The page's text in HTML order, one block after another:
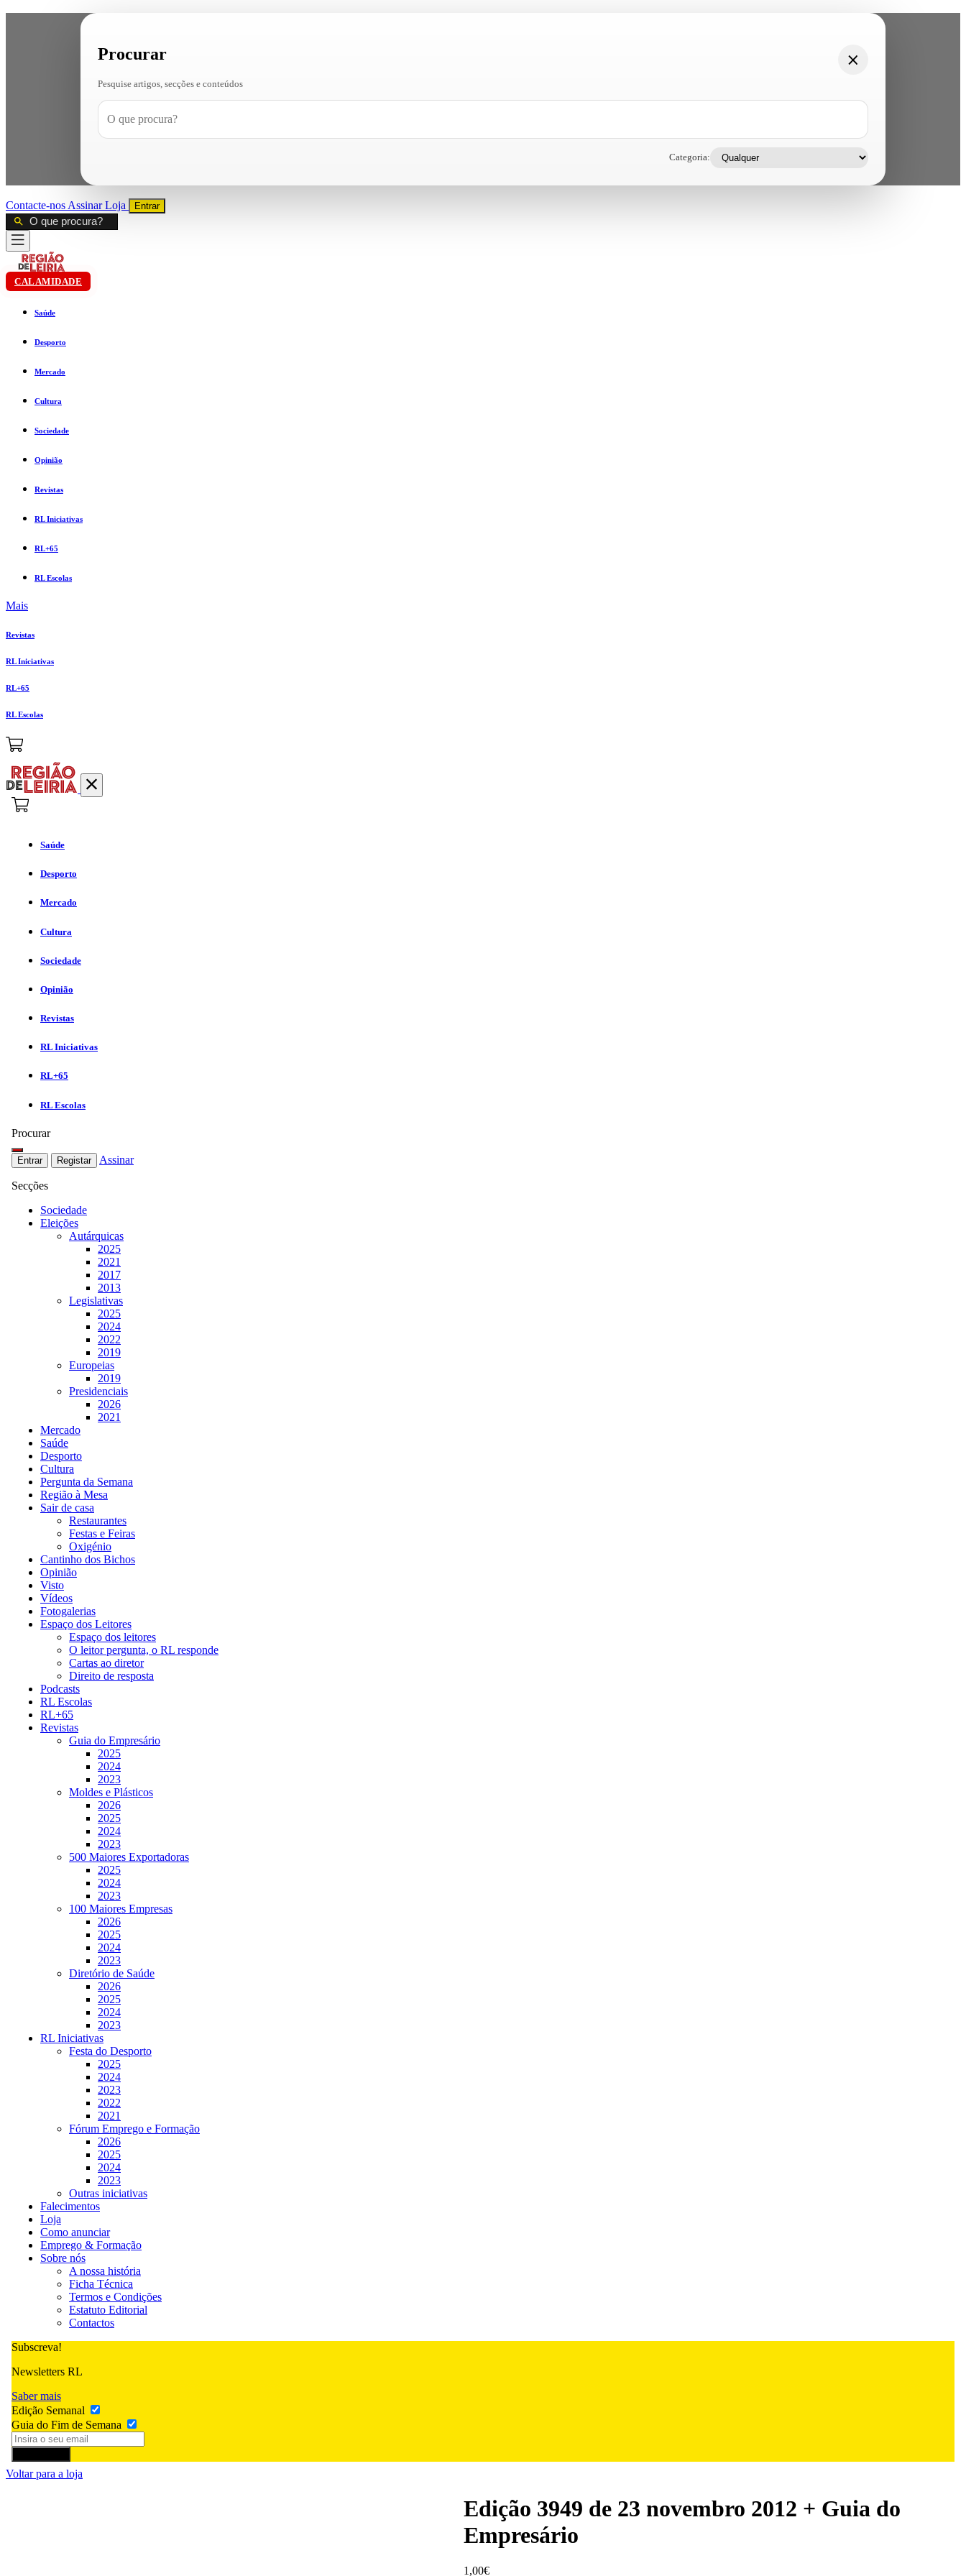
Procurar
Pesquise artigos, secções e conteúdos
Categoria:
Contacte-nos AssinarLoja Entrar
CALAMIDADE
Saúde
Desporto
Mercado
Cultura
Sociedade
Opinião
Revistas
RL Iniciativas
RL+65
RL Escolas
Mais
Revistas
RL Iniciativas
RL+65
RL Escolas
Saúde
Desporto
Mercado
Cultura
Sociedade
Opinião
Revistas
RL Iniciativas
RL+65
RL Escolas
Procurar
Entrar Registar Assinar
Secções
Sociedade
Eleições
Autárquicas
2025
2021
2017
2013
Legislativas
2025
2024
2022
2019
Europeias
2019
Presidenciais
2026
2021
Mercado
Saúde
Desporto
Cultura
Pergunta da Semana
Região à Mesa
Sair de casa
Restaurantes
Festas e Feiras
Oxigénio
Cantinho dos Bichos
Opinião
Visto
Vídeos
Fotogalerias
Espaço dos Leitores
Espaço dos leitores
O leitor pergunta, o RL responde
Cartas ao diretor
Direito de resposta
Podcasts
RL Escolas
RL+65
Revistas
Guia do Empresário
2025
2024
2023
Moldes e Plásticos
2026
2025
2024
2023
500 Maiores Exportadoras
2025
2024
2023
100 Maiores Empresas
2026
2025
2024
2023
Diretório de Saúde
2026
2025
2024
2023
RL Iniciativas
Festa do Desporto
2025
2024
2023
2022
2021
Fórum Emprego e Formação
2026
2025
2024
2023
Outras iniciativas
Falecimentos
Loja
Como anunciar
Emprego & Formação
Sobre nós
A nossa história
Ficha Técnica
Termos e Condições
Estatuto Editorial
Contactos
Subscreva!
Newsletters RL
Saber mais
Edição Semanal
Guia do Fim de Semana
Voltar para a loja
Edição 3949 de 23 novembro 2012 + Guia do
Empresário
1,00€